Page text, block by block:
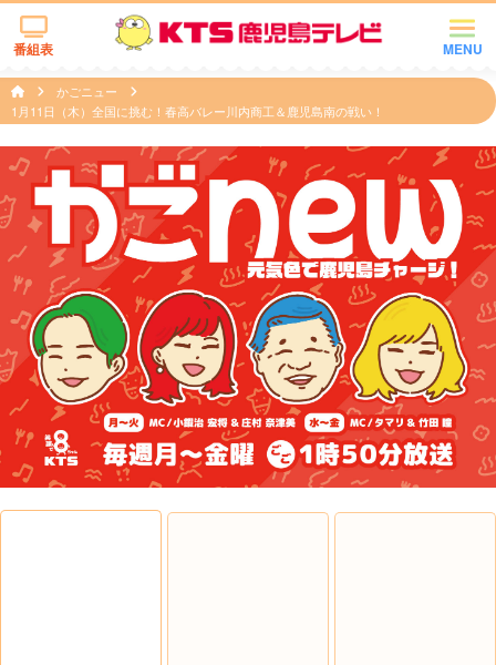
MENU
番組表
かごニュー
1月11日（木）全国に挑む！春高バレー川内商工＆鹿児島南の戦い！